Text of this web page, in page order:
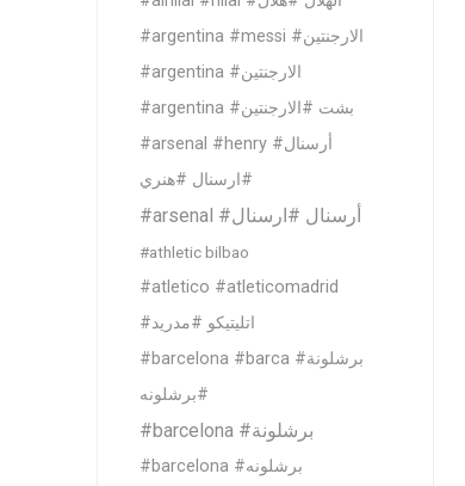
#argentina #messi #الارجنتين
#argentina #الارجنتين
#argentina #بشت #الارجنتين
#arsenal #henry #أرسنال
#ارسنال #هنري
#arsenal #أرسنال #ارسنال
#athletic bilbao
#atletico #atleticomadrid
#اتليتيكو #مدريد
#barcelona #barca #برشلونة
#برشلونه
#barcelona #برشلونة
#barcelona #برشلونه